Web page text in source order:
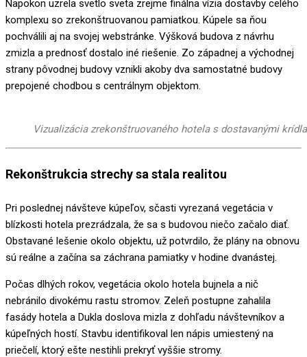
Napokon uzrela svetlo sveta zrejme finálna vízia dostavby celého
komplexu so zrekonštruovanou pamiatkou. Kúpele sa ňou
pochválili aj na svojej webstránke. Výšková budova z návrhu
zmizla a prednosť dostalo iné riešenie. Zo západnej a východnej
strany pôvodnej budovy vznikli akoby dva samostatné budovy
prepojené chodbou s centrálnym objektom.
Vizualizácia zrekonštruovaného hotela s dostavanými
Rekonštrukcia strechy sa stala realitou
Pri poslednej návšteve kúpeľov, sčasti vyrezaná vegetácia v
blízkosti hotela prezrádzala, že sa s budovou niečo začalo diať.
Obstavané lešenie okolo objektu, už potvrdilo, že plány na obnovu
sú reálne a začína sa záchrana pamiatky v hodine dvanástej.
Počas dlhých rokov, vegetácia okolo hotela bujnela a nič
nebránilo divokému rastu stromov. Zeleň postupne zahalila
fasády hotela a Dukla doslova mizla z dohľadu návštevníkov a
kúpeľných hostí. Stavbu identifikoval len nápis umiestený na
priečelí, ktorý ešte nestihli prekryť vyššie stromy.